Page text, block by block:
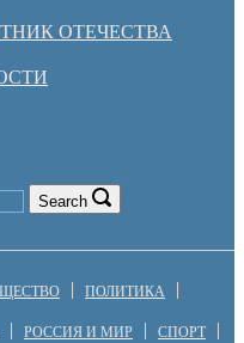
ОТЕЧЕСТВА
Search
ПОЛИТИКА
РОССИЯ И МИР СПОРТ